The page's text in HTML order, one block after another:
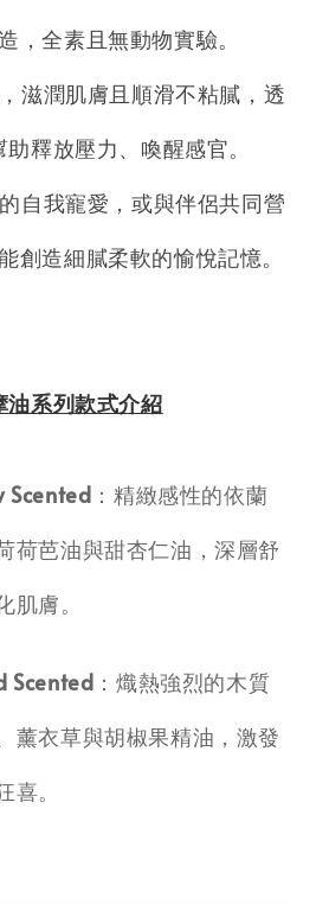
，全素且無動物實驗。
滋潤肌膚且順滑不粘膩，透
釋放壓力、喚醒感官。
自我寵愛，或與伴侶共同營
創造細膩柔軟的愉悅記憶。
油系列款式介紹
Scented ：精緻感性的依蘭
荷芭油與甜杏仁油，深層舒
膚。
Scented ：熾熱強烈的木質
薰衣草與胡椒果精油，激發
。